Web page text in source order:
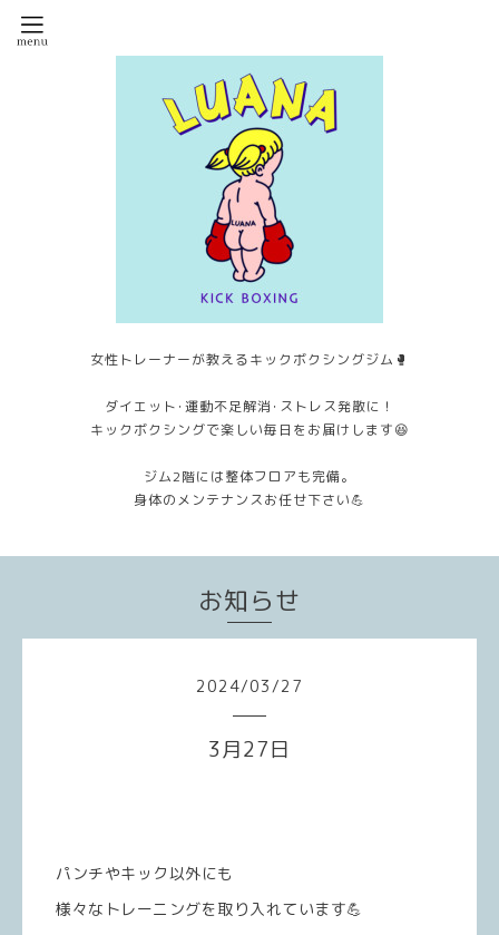
女性トレーナーが教えるキックボクシングジム🥊
ダイエット･運動不足解消･ストレス発散に！
キックボクシングで楽しい毎日をお届けします😆
ジム2階には整体フロアも完備。
身体のメンテナンスお任せ下さい💪
お知らせ
2024/03/27
3月27日
パンチやキック以外にも
様々なトレーニングを取り入れています💪